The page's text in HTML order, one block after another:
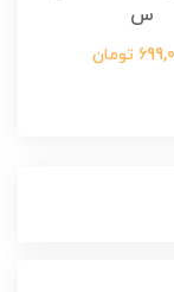
س
تومان